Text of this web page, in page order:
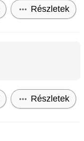
Részletek
Részletek